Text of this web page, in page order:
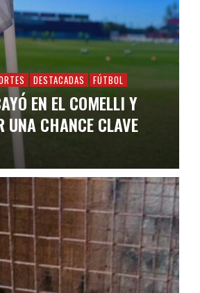
DESTACADAS FÚTBOL
EN EL COMELLI Y
UNA CHANCE CLAVE